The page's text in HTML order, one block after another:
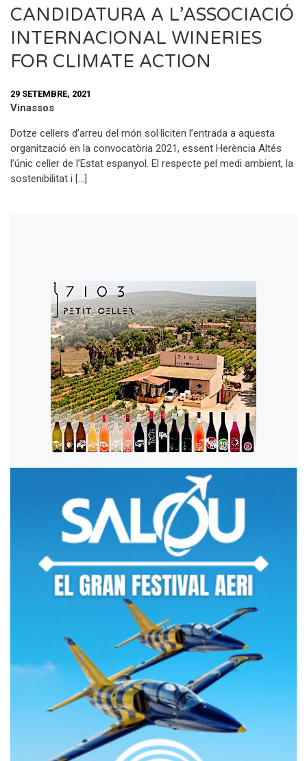
CANDIDATURA A L’ASSOCIACIÓ
INTERNACIONAL WINERIES
FOR CLIMATE ACTION
29 SETEMBRE, 2021
Vinassos
Dotze cellers d’arreu del món sol·liciten l’entrada a aquesta
organització en la convocatòria 2021, essent Herència Altés
l’únic celler de l’Estat espanyol. El respecte pel medi ambient, la
sostenibilitat i […]